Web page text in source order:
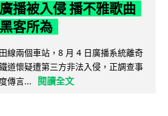
播被入侵 播不雅歌曲
客所為
線兩個車站，8 月 4 日廣播系統離奇
道懷疑遭第三方非法入侵，正調查事
傳言...
閱讀全文